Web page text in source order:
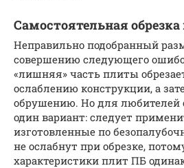
Самостоятельная
Неправильно подобранный
совершению следующего
«лишняя» часть плиты
ослаблению конструкции, а
обрушению. Но для любителей
один вариант: следует
изготовленные по
не ослабнут при обрезке,
характеристики плит ПБ